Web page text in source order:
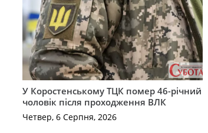
У Коростенському ТЦК помер 46-річний
чоловік після проходження ВЛК
Четвер, 6 Серпня, 2026